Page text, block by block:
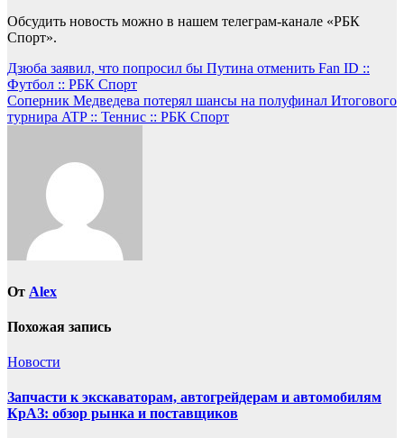
Обсудить новость можно в нашем телеграм-канале «РБК
Спорт».
Навигация
по
записям
Дзюба заявил, что попросил бы Путина отменить Fan ID ::
Футбол :: РБК Спорт
Соперник Медведева потерял шансы на полуфинал Итогового
турнира ATP :: Теннис :: РБК Спорт
От Alex
Похожая запись
Новости
Запчасти к экскаваторам, автогрейдерам и автомобилям
КрАЗ: обзор рынка и поставщиков